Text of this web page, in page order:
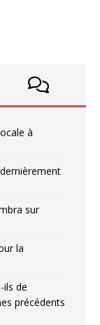
à
sur
la
ils de
précédents